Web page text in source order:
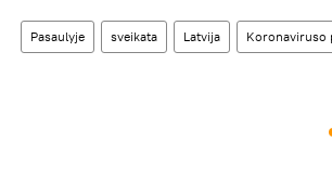
Pasaulyje sveikata Latvija Koronaviruso